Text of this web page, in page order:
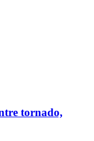
tornado,